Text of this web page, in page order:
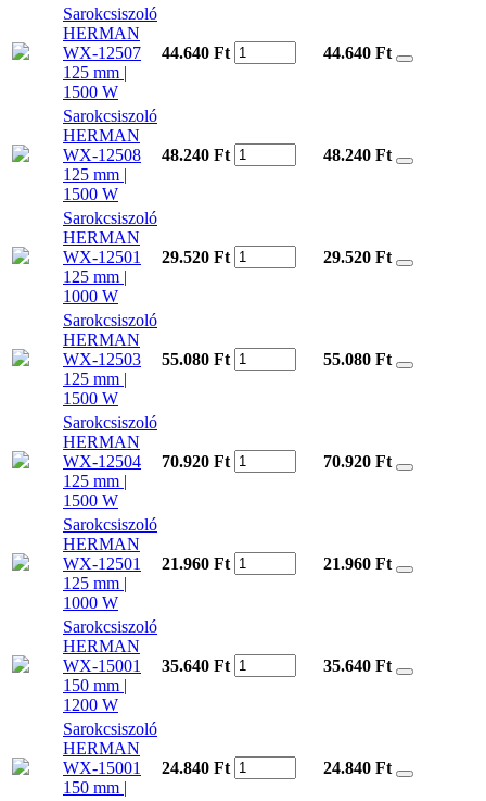
Sarokcsiszoló
HERMAN
WX-12507
125 mm |
1500 W
44.640 Ft 44.640 Ft
Sarokcsiszoló
HERMAN
WX-12508
125 mm |
1500 W
48.240 Ft 48.240 Ft
Sarokcsiszoló
HERMAN
WX-12501
125 mm |
1000 W
29.520 Ft 29.520 Ft
Sarokcsiszoló
HERMAN
WX-12503
125 mm |
1500 W
55.080 Ft 55.080 Ft
Sarokcsiszoló
HERMAN
WX-12504
125 mm |
1500 W
70.920 Ft 70.920 Ft
Sarokcsiszoló
HERMAN
WX-12501
125 mm |
1000 W
21.960 Ft 21.960 Ft
Sarokcsiszoló
HERMAN
WX-15001
150 mm |
1200 W
35.640 Ft 35.640 Ft
Sarokcsiszoló
HERMAN
WX-15001
150 mm |
24.840 Ft 24.840 Ft